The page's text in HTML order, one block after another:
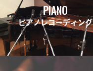
PIANO
ピアノレコーディング